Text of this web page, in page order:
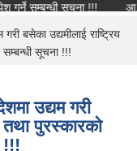
सम्बन्धी सूचना !!!
आ.व.
बसेका उद्यमीलाई राष्ट्रिय
सूचना !!!
उद्यम गरी
तथा पुरस्कारको
!!!